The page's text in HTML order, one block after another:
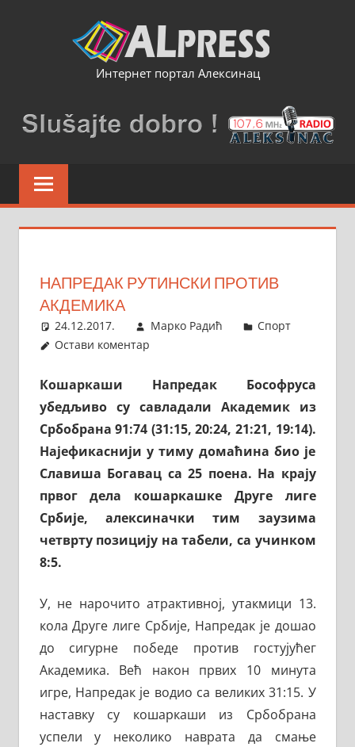
Интернет портал Алексинац
НАПРЕДАК РУТИНСКИ ПРОТИВ
АКДЕМИКА
24.12.2017. Марко Радић
Спорт
Остави коментар
Кошаркаши Напредак Бософруса
убедљиво су савладали Академик из
Србобрана 91:74 (31:15, 20:24, 21:21, 19:14).
Најефикаснији у тиму домаћина био је
Славиша Богавац са 25 поена. На крају
првог дела кошаркашке Друге лиге
Србије, алексиначки тим заузима
четврту позицију на табели, са учинком
8:5.
У, не нарочито атрактивној, утакмици 13.
кола Друге лиге Србије, Напредак је дошао
до сигурне победе против гостујућег
Академика. Већ након првих 10 минута
игре, Напредак је водио са великих 31:15. У
наставку су кошаркаши из Србобрана
успели у неколико наврата да смање